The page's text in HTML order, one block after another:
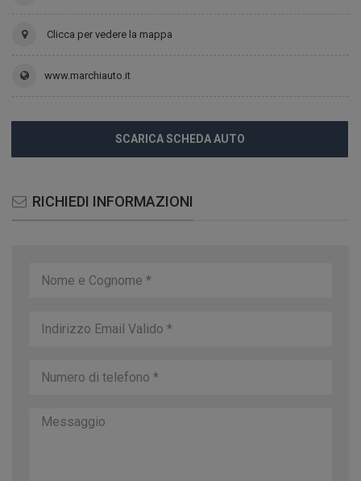
Clicca per vedere la mappa
www.marchiauto.it
SCARICA SCHEDA AUTO
RICHIEDI INFORMAZIONI